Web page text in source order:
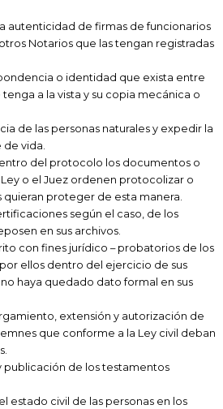
autenticidad de firmas de funcionarios
Notarios que las tengan registradas
o identidad que exista entre
a la vista y su copia mecánica o
de las personas naturales y expedir la
vida.
del protocolo los documentos o
o el Juez ordenen protocolizar o
quieran proteger de esta manera.
según el caso, de los
en sus archivos.
con fines jurídico – probatorios de los
ellos dentro del ejercicio de sus
haya quedado dato formal en sus
extensión y autorización de
que conforme a la Ley civil deban
publicación de los testamentos
estado civil de las personas en los